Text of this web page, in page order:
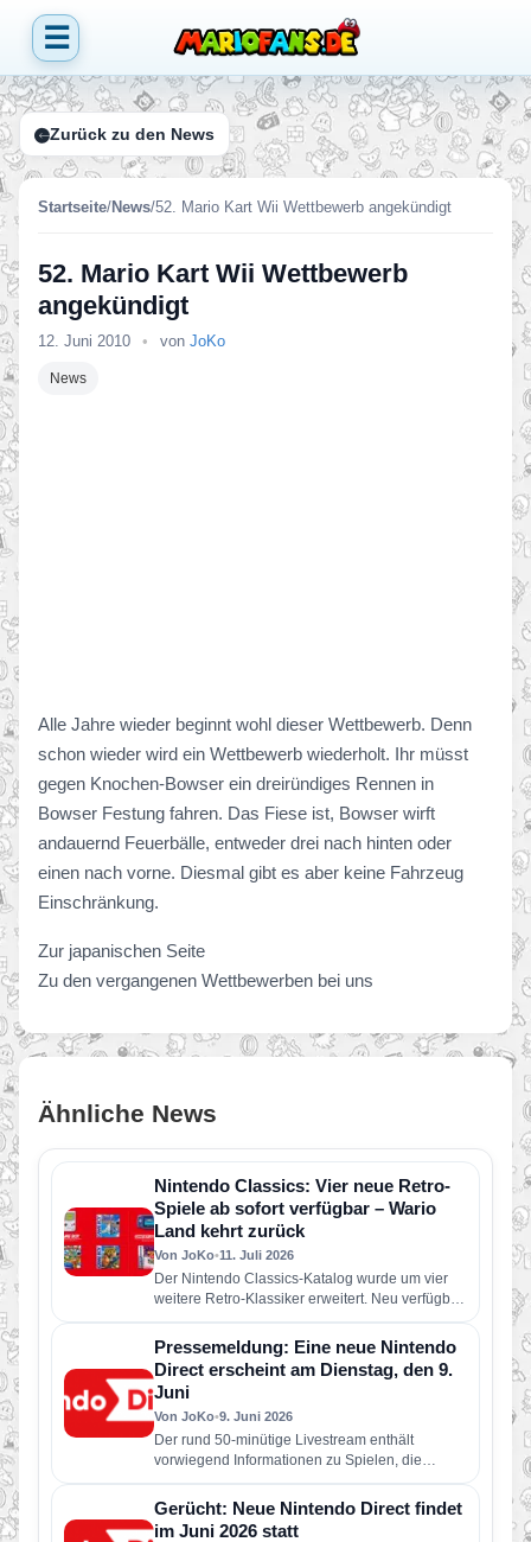
☰
Zurück zu den News
Startseite/News/52. Mario Kart Wii Wettbewerb angekündigt
52. Mario Kart Wii Wettbewerb
angekündigt
12. Juni 2010 • von JoKo
News
Alle Jahre wieder beginnt wohl dieser Wettbewerb. Denn
schon wieder wird ein Wettbewerb wiederholt. Ihr müsst
gegen Knochen-Bowser ein dreiründiges Rennen in
Bowser Festung fahren. Das Fiese ist, Bowser wirft
andauernd Feuerbälle, entweder drei nach hinten oder
einen nach vorne. Diesmal gibt es aber keine Fahrzeug
Einschränkung.
Zur japanischen Seite
Zu den vergangenen Wettbewerben bei uns
Ähnliche News
Nintendo Classics: Vier neue Retro-
Spiele ab sofort verfügbar – Wario
Land kehrt zurück
Von JoKo•11. Juli 2026
Der Nintendo Classics-Katalog wurde um vier
weitere Retro-Klassiker erweitert. Neu verfügbar
sind die folgenden Spiele: Wario Land: Super…
Pressemeldung: Eine neue Nintendo
Direct erscheint am Dienstag, den 9.
Juni
Von JoKo•9. Juni 2026
Der rund 50-minütige Livestream enthält
vorwiegend Informationen zu Spielen, die
dieses Jahr für Nintendo Switch 2 und Nintendo
Switch erscheinen…
Gerücht: Neue Nintendo Direct findet
im Juni 2026 statt